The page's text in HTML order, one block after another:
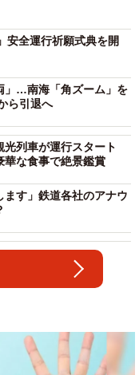
安全運行祈願式典を開
」…南海「角ズーム」を
ら引退へ
光列車が運行スタート
華な食事で絶景鑑賞
す」鉄道各社のアナウ